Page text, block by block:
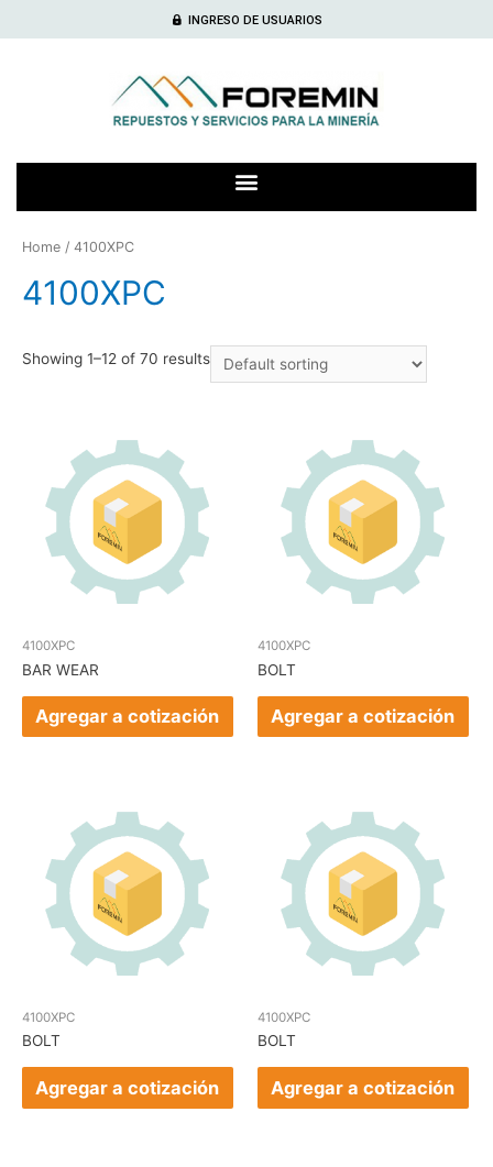
INGRESO DE USUARIOS
Home / 4100XPC
4100XPC
Showing 1–12 of 70 results
4100XPC
BAR WEAR
Agregar a cotización
4100XPC
BOLT
Agregar a cotización
4100XPC
BOLT
Agregar a cotización
4100XPC
BOLT
Agregar a cotización